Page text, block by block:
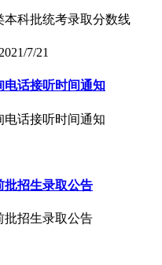
本科批统考录取分数线
2021/7/21
电话接听时间通知
电话接听时间通知
批招生录取公告
批招生录取公告